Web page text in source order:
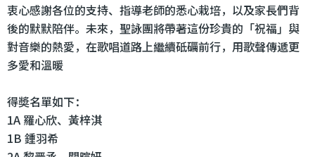
衷心感謝各位的支持、指導老師的悉心栽培，以及家長們背
後的默默陪伴。未來，聖詠團將帶著這份珍貴的「祝福」與
對音樂的熱愛，在歌唱道路上繼續砥礪前行，用歌聲傳遞更
多愛和溫暖
得奬名單如下：
1A 羅心欣、黃梓淇
1B 鍾羽希